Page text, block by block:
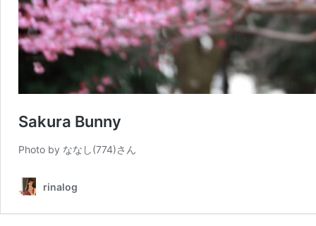
Sakura Bunny
Photo by ななし(774)さん
rinalog